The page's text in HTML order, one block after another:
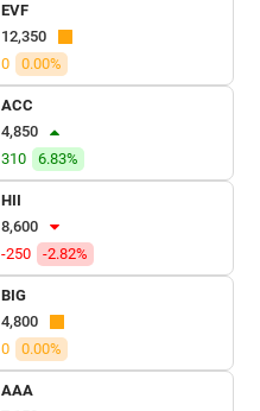
EVF
12,350
0
0.00%
ACC
4,850
310
6.83%
HII
8,600
-250
-2.82%
BIG
4,800
0
0.00%
AAA